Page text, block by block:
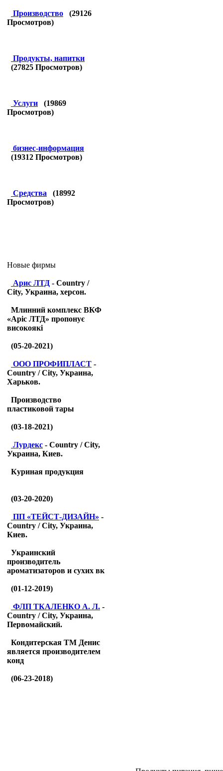
Производство (29126
Просмотров)
Продукты, напитки
(27825 Просмотров)
Услуги (19869
Просмотров)
бизнес-информация
(19312 Просмотров)
Средства (18992
Просмотров)
Новые фирмы
Арис ЛТД - Country /
City, Украина, херсон.
Млинний комплекс ВКФ
«Аріс ЛТД» пропонує
високоякі
(05-20-2021)
ООО ПРОФИПЛАСТ -
Country / City, Украина,
Харьков.
Производство
пластиковой тары
(03-18-2021)
Лурдекс - Country / City,
Украина, Киев.
Куриная продукция
(03-20-2020)
ПП «ТЕЙСТ-ДИЗАЙН» -
Country / City, Украина,
Киев.
Украинский
производитель
ароматизаторов и сухих вк
(01-12-2019)
ФЛП ТКАЛЕНКО А. Л. -
Country / City, Украина,
Первомайский.
Кондитерская ТМ Денис
является производителем
конд
(06-23-2018)